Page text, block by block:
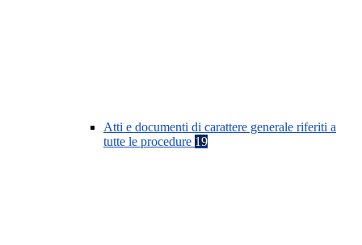
Atti e documenti di carattere generale riferiti a
tutte le procedure 19